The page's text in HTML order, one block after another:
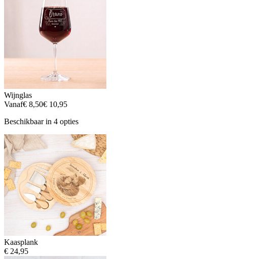
Wijnglas
Vanaf€ 8,50€ 10,95
Beschikbaar in 4 opties
Kaasplank
€ 24,95